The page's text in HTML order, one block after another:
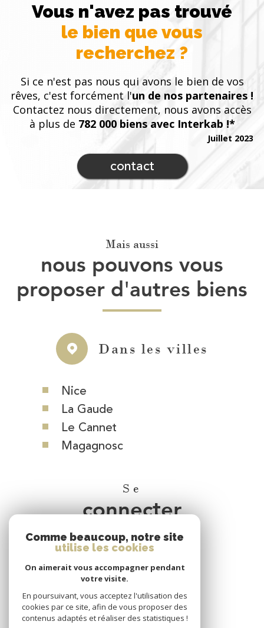
Vous n'avez pas trouvé
le bien que vous
recherchez ?
Si ce n'est pas nous qui avons le bien de vos
rêves, c'est forcément l'un de nos partenaires !
Contactez nous directement, nous avons accès
à plus de 782 000 biens avec Interkab !*
contact
Juillet 2023
Mais aussi
nous pouvons vous
proposer d'autres biens
Dans les villes
Nice
La Gaude
Le Cannet
Magagnosc
Se
connecter
espace propriétaire
Nous
adhérons
Comme beaucoup, notre site
utilise les cookies
On aimerait vous accompagner pendant
votre visite.
En poursuivant, vous acceptez l'utilisation des
cookies par ce site, afin de vous proposer des
contenus adaptés et réaliser des statistiques !